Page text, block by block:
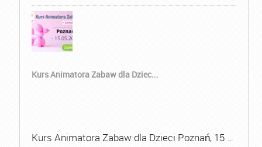
Kurs Animatora Zabaw dla Dziec...
Kurs Animatora Zabaw dla Dzieci Poznań, 15 …